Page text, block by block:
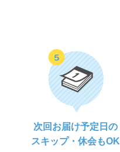
次回お届け予定日の
スキップ・休会もOK